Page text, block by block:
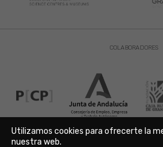
COLABORADORES
Utilizamos cookies para ofrecerte la
nuestra web.